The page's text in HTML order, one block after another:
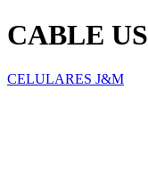
CABLE
CELULARES J&M